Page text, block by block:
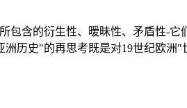
含的衍生性、暧昧性、矛盾性-
历史"的再思考既是对19世纪欧洲